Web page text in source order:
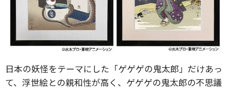
日本の妖怪をテーマにした「ゲゲゲの鬼太郎」だけあっ
て、浮世絵との親和性が高く、ゲゲゲの鬼太郎の不思議